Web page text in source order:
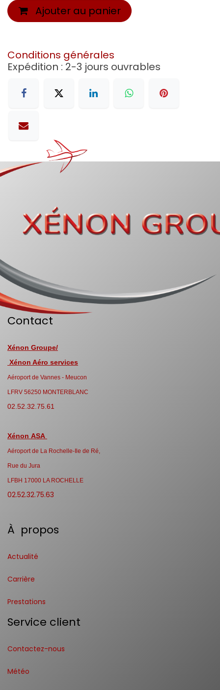
Ajouter au panier
Conditions générales
Expédition : 2-3 jours ouvrables
Contact
Xénon Groupe/
Xénon Aéro services
Aéroport de Vannes - Meucon
LFRV 56250 MONTERBLANC
02.52.32.75.61
Xénon ASA
Aéroport de La Rochelle-Ile de Ré,
Rue du Jura
LFBH 17000 LA ROCHELLE
02.52.32.75.63
À propos
Actualité
Carrière
Prestations
Service client
Contactez-nous
Météo